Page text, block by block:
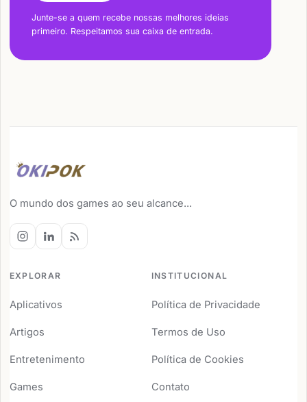
Junte-se a quem recebe nossas melhores ideias
primeiro. Respeitamos sua caixa de entrada.
O mundo dos games ao seu alcance...
EXPLORAR
Aplicativos
Artigos
Entretenimento
Games
INSTITUCIONAL
Política de Privacidade
Termos de Uso
Política de Cookies
Contato